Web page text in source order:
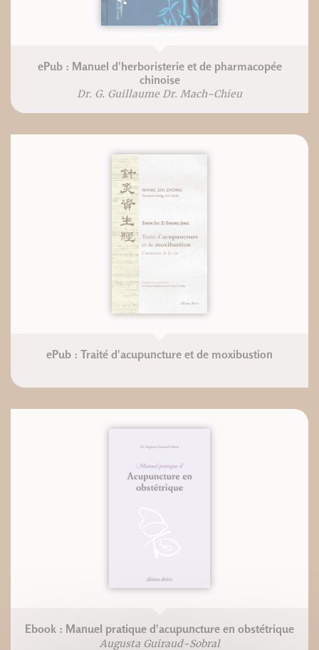
ePub : Manuel d'herboristerie et de pharmacopée
chinoise
Dr. G. Guillaume Dr. Mach-Chieu
ePub : Traité d'acupuncture et de moxibustion
Ebook : Manuel pratique d'acupuncture en obstétrique
Augusta Guiraud-Sobral